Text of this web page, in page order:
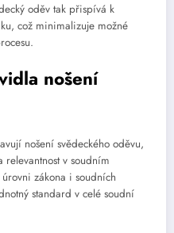
oděv tak přispívá k
což minimalizuje možné
nošení
nošení svědeckého oděvu,
v soudním
zákona i soudních
standard v celé soudní